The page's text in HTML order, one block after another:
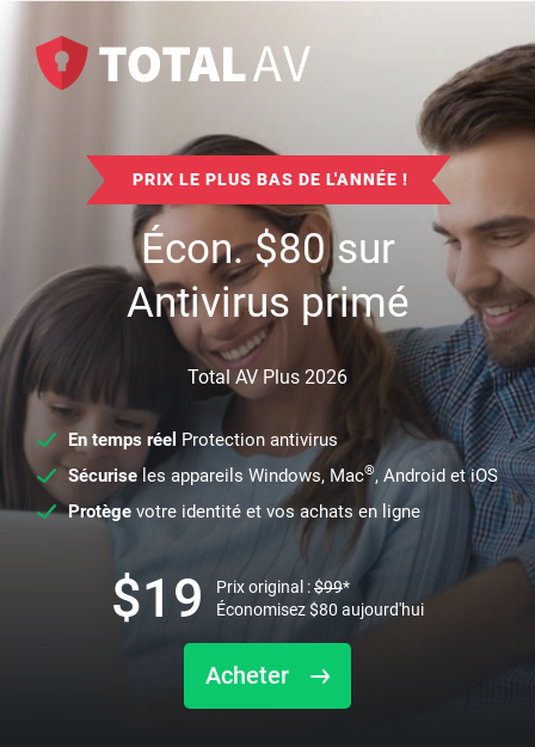
PRIX LE PLUS BAS DE L'ANNÉE !
Écon.$80sur
Antivirus primé
Total AV Plus 2026
En temps réel Protection antivirus
Sécuriseles appareils Windows, Mac®, Android et iOS
Protège votre identité et vos achats en ligne
Acheter
$19 Prix original :$99*
Économisez$80 aujourd'hui